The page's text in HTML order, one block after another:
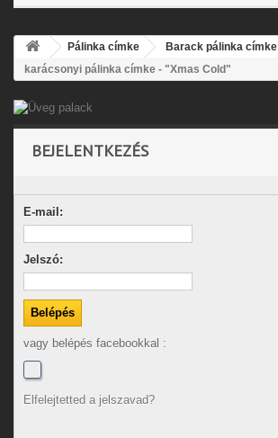
Pálinka címke Barack pálinka címke
karácsonyi pálinka címke - "Xmas Cold"
BEJELENTKEZÉS
E-mail:
Jelszó:
vagy belépés facebookkal :
Elfelejtetted a jelszavad?